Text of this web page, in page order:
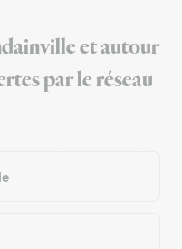
et autour
par le réseau